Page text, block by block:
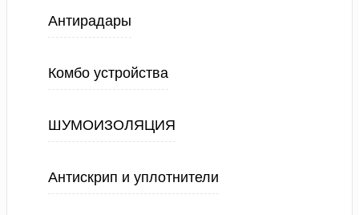
Антирадары
Комбо устройства
ШУМОИЗОЛЯЦИЯ
Антискрип и уплотнители